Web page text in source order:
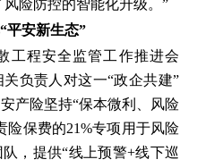
险防控的智能化升级。”
平安新生态”
工程安全监管工作推进会
负责人对这一“政企共建”
产险坚持“保本微利、风险
险保费的21%专项用于风险
，提供“线上预警+线下巡